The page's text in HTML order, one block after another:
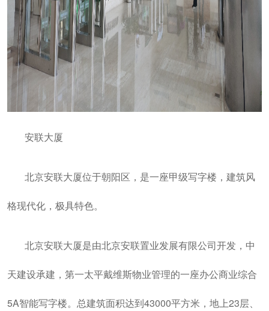
安联大厦
北京安联大厦位于朝阳区，是一座甲级写字楼，建筑风
格现代化，极具特色。
北京安联大厦是由北京安联置业发展有限公司开发，中
天建设承建，第一太平戴维斯物业管理的一座办公商业综合
5A智能写字楼。总建筑面积达到43000平方米，地上23层、